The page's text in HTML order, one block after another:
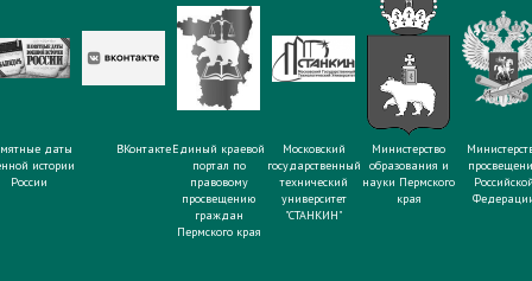
даты
истории
России
ВКонтактеЕдиный краевой
портал по
правовому
просвещению
граждан
Пермского края
Московский
государственный
технический
университет
"СТАНКИН"
Министерство
образования и
науки Пермского
края